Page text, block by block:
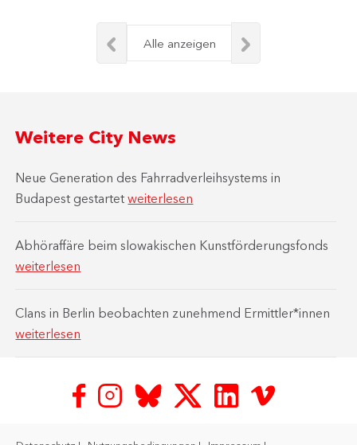
Alle anzeigen
Weitere City News
Neue Generation des Fahrradverleihsystems in
Budapest gestartetweiterlesen
Abhöraffäre beim slowakischen Kunstförderungsfonds
weiterlesen
Clans in Berlin beobachten zunehmend Ermittler*innen
weiterlesen